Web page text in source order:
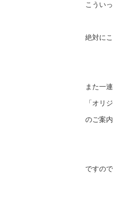
こうい
絶対に
また一
「オリ
のご案
ですの